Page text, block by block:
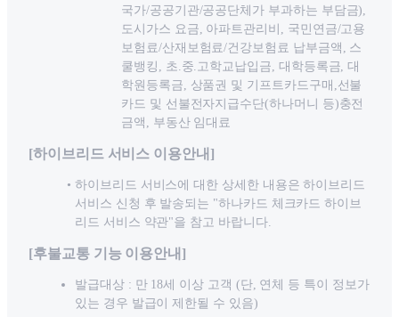
국가/공공기관/공공단체가 부과하는 부담금),
도시가스 요금, 아파트관리비, 국민연금/고용
보험료/산재보험료/건강보험료 납부금액, 스
쿨뱅킹, 초.중.고학교납입금, 대학등록금, 대
학원등록금, 상품권 및 기프트카드구매,선불
카드 및 선불전자지급수단(하나머니 등)충전
금액, 부동산 임대료
[하이브리드 서비스 이용안내]
하이브리드 서비스에 대한 상세한 내용은 하이브리드
서비스 신청 후 발송되는 "하나카드 체크카드 하이브
리드 서비스 약관"을 참고 바랍니다.
[후불교통 기능 이용안내]
발급대상 : 만 18세 이상 고객 (단, 연체 등 특이 정보가
있는 경우 발급이 제한될 수 있음)